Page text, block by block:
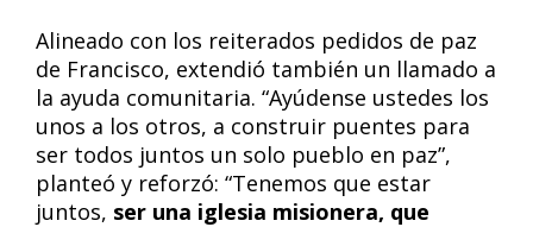
Alineado con los reiterados pedidos de paz
de Francisco, extendió también un llamado a
la ayuda comunitaria. “Ayúdense ustedes los
unos a los otros, a construir puentes para
ser todos juntos un solo pueblo en paz”,
planteó y reforzó: “Tenemos que estar
juntos, ser una iglesia misionera, que